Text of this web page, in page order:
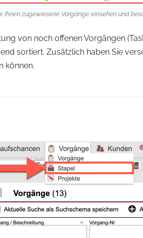
Ihnen zugewiesene Vorgänge einsehen und
von noch offenen Vorgängen
sortiert. Zusätzlich haben Sie
können.